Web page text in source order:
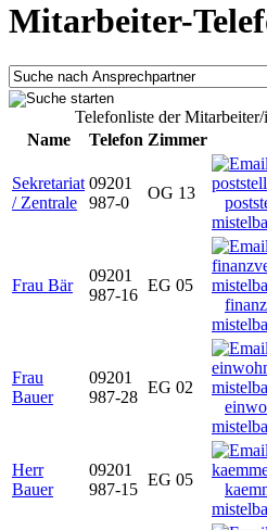
Mitarbeiter-
Telefonliste der
Name
Telefon Zimmer
Sekretariat
/ Zentrale
09201
987-0
OG 13
Frau Bär
09201
987-16
EG 05
Frau
Bauer
09201
987-28
EG 02
Herr
Bauer
09201
987-15
EG 05